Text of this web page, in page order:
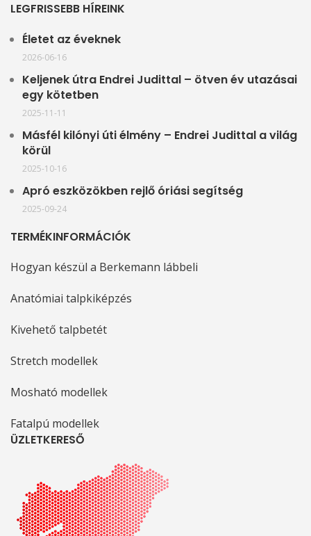
LEGFRISSEBB HÍREINK
Életet az éveknek
2026-06-16
Keljenek útra Endrei Judittal – ötven év utazásai
egy kötetben
2025-11-11
Másfél kilónyi úti élmény – Endrei Judittal a világ
körül
2025-10-16
Apró eszközökben rejlő óriási segítség
2025-09-24
TERMÉKINFORMÁCIÓK
Hogyan készül a Berkemann lábbeli
Anatómiai talpkiképzés
Kivehető talpbetét
Stretch modellek
Mosható modellek
Fatalpú modellek
ÜZLETKERESŐ